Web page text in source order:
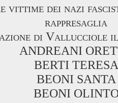
vittime dei nazi
rappresaglia
di Vallucciole il
ANDREANI
BERTI TERESA
BEONI SANTA
BEONI